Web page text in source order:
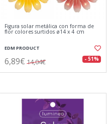
Figura solar metálica con forma de
flor colores surtidos ø14 x 4 cm
EDM PRODUCT
6,89€ 14,04€ - 51%